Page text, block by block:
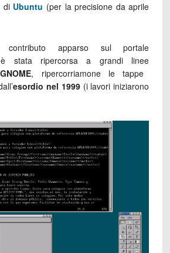
di Ubuntu (per la precisione da aprile
apparso sul portale
è stata ripercorsa a grandi linee
, ripercorriamone le tappe
esordio nel 1999(i lavori iniziarono